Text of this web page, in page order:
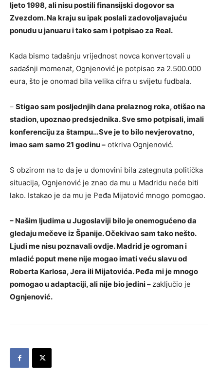
ljeto 1998, ali nisu postili finansijski dogovor sa
Zvezdom. Na kraju su ipak poslali zadovoljavajuću
ponudu u januaru i tako sam i potpisao za Real.
Kada bismo tadašnju vrijednost novca konvertovali u
sadašnji momenat, Ognjenović je potpisao za 2.500.000
eura, što je onomad bila velika cifra u svijetu fudbala.
– Stigao sam posljednjih dana prelaznog roka, otišao na
stadion, upoznao predsjednika. Sve smo potpisali, imali
konferenciju za štampu…Sve je to bilo nevjerovatno,
imao sam samo 21 godinu – otkriva Ognjenović.
S obzirom na to da je u domovini bila zategnuta politička
situacija, Ognjenović je znao da mu u Madridu neće biti
lako. Istakao je da mu je Peđa Mijatović mnogo pomogao.
– Našim ljudima u Jugoslaviji bilo je onemogućeno da
gledaju mečeve iz Španije. Očekivao sam tako nešto.
Ljudi me nisu poznavali ovdje. Madrid je ogroman i
mladić poput mene nije mogao imati veću slavu od
Roberta Karlosa, Jera ili Mijatovića. Peđa mi je mnogo
pomogao u adaptaciji, ali nije bio jedini – zaključio je
Ognjenović.